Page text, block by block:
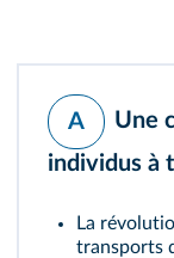
A
Une
individus à
La
transports